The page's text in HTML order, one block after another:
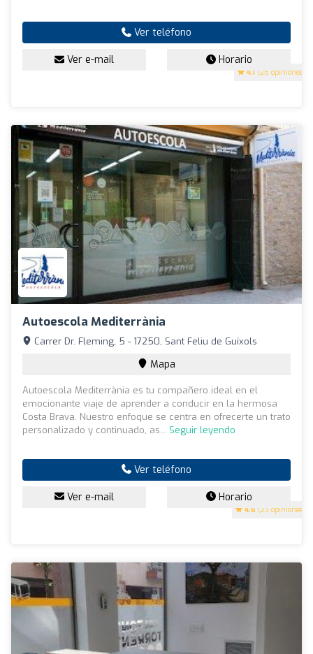
4.1 (26 opiniones)
Ver teléfono
Ver e-mail Horario
Autoescola Mediterrània
4.6 (23 opiniones)
Carrer Dr. Fleming, 5 - 17250, Sant Feliu de Guíxols
Mapa
Autoescola Mediterrània es tu compañero ideal en el
emocionante viaje de aprender a conducir en la hermosa
Costa Brava. Nuestro enfoque se centra en ofrecerte un trato
personalizado y continuado, as... Seguir leyendo
Ver teléfono
Ver e-mail Horario